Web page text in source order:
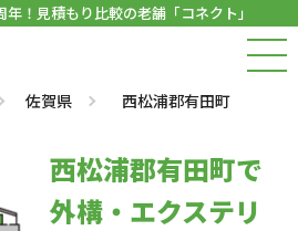
！見積もり比較の老舗「コネクト」
佐賀県 西松浦郡有田町
西松浦郡有田町で
外構・エクステリ